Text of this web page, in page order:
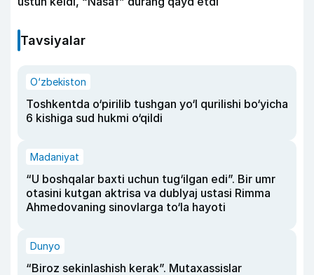
Tavsiyalar
O‘zbekiston
Toshkentda o‘pirilib tushgan yo‘l qurilishi bo‘yicha
6 kishiga sud hukmi o‘qildi
Madaniyat
“U boshqalar baxti uchun tug‘ilgan edi”. Bir umr
otasini kutgan aktrisa va dublyaj ustasi Rimma
Ahmedovaning sinovlarga to‘la hayoti
Dunyo
“Biroz sekinlashish kerak”. Mutaxassislar